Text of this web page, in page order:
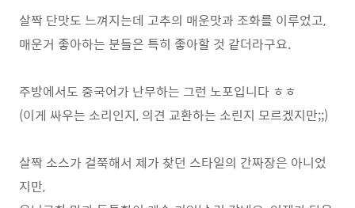
살짝 단맛도 느껴지는데 고추의 매운맛과 조화를 이루었고,
매운거 좋아하는 분들은 특히 좋아할 것 같더라구요.
주방에서도 중국어가 난무하는 그런 노포입니다 ㅎㅎ
(이게 싸우는 소리인지, 의견 교환하는 소린지 모르겠지만;;)
살짝 소스가 걸쭉해서 제가 찾던 스타일의 간짜장은 아니었
지만,